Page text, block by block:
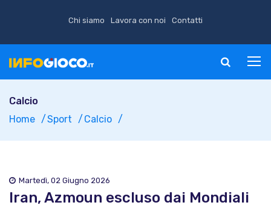
Chi siamo Lavora con noi Contatti
Calcio
Home
Sport Calcio
Martedì, 02 Giugno 2026
Iran, Azmoun escluso dai Mondiali